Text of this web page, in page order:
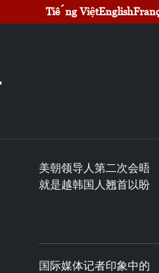
Tiếng ViệtEnglish
美朝领导人第二次会晤
就是越韩国人翘首以盼
国际媒体记者印象中的